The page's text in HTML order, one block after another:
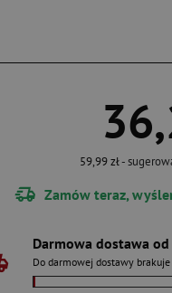
59,99 zł-
Zamów teraz,
Darmowa dostawa od
Do darmowej dostawy